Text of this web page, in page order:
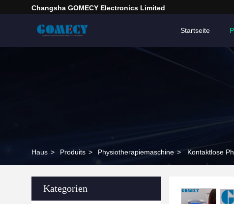
Changsha GOMECY Electronics Limited
Startseite
Haus > Produits > Physiotherapiemaschine > Kontaktlose
Kategorien